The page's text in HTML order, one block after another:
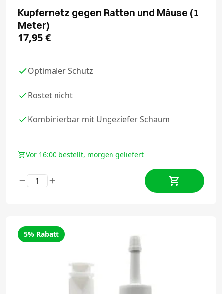
Kupfernetz gegen Ratten und Mäuse (1
Meter)
17,95€
Optimaler Schutz
Rostet nicht
Kombinierbar mit Ungeziefer Schaum
Vor 16:00 bestellt, morgen geliefert
5% Rabatt